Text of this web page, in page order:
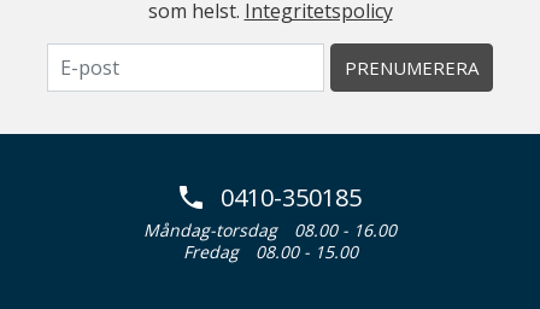
som helst. Integritetspolicy
PRENUMERERA
0410-350185
Måndag-torsdag
08.00 - 16.00
Fredag
08.00 - 15.00